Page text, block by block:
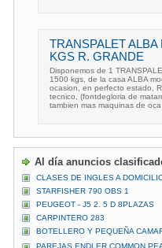
TRANSPALET ALBA
KGS R. GRANDE
Disponemos de 1
1500 kgs, de la casa ALBA
ocasion, en perfecto estado,
tecnico, (fontdegloria de
tambien mas maquinas de oca
Al día anuncios
CLASES DE INGLES A
STARFISHER 790 OBS 1
PEUGEOT - J5 2. 5 D 8PLAZAS
CARPINTERO 283
BOTELLERO Y PEQUEÑA
PAREJAS ENDLER COMMON